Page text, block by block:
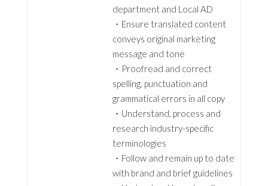
department and Local AD
・Ensure translated content
conveys original marketing
message and tone
・Proofread and correct
spelling, punctuation and
grammatical errors in all copy
・Understand, process and
research industry-specific
terminologies
・Follow and remain up to date
with brand and brief guidelines